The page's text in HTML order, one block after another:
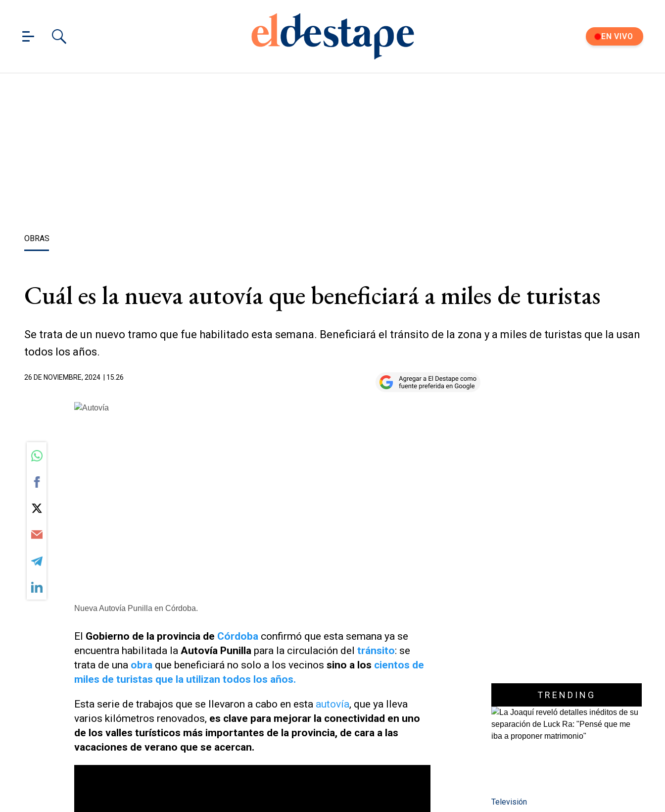
EN VIVO
OBRAS
Cuál es la nueva autovía que beneficiará a miles de turistas
Se trata de un nuevo tramo que fue habilitado esta semana. Beneficiará el tránsito de la zona y a miles de turistas que la usan
todos los años.
26 DE NOVIEMBRE, 2024 | 15.26
Nueva Autovía Punilla en Córdoba.
El Gobierno de la provincia de Córdoba confirmó que esta semana ya se
encuentra habilitada la Autovía Punilla para la circulación del tránsito: se
trata de una obra que beneficiará no solo a los vecinos sino a los cientos de
miles de turistas que la utilizan todos los años.
Esta serie de trabajos que se llevaron a cabo en esta autovía, que ya lleva
varios kilómetros renovados, es clave para mejorar la conectividad en uno
de los valles turísticos más importantes de la provincia, de cara a las
vacaciones de verano que se acercan.
TRENDING
Televisión